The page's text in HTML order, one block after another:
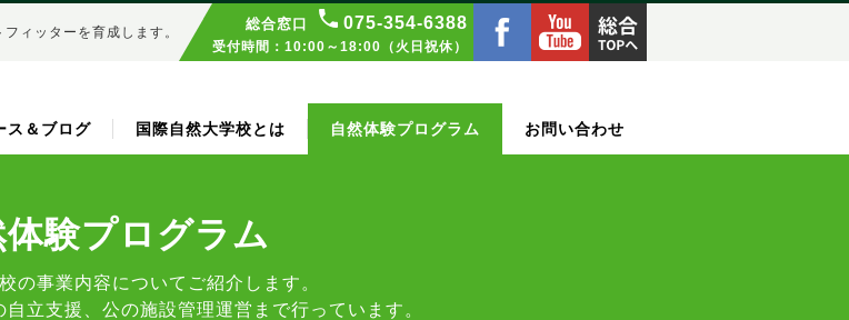
ィッターを育成します。 総合窓口 075‑354‑6388
受付時間：10:00～18:00（火日祝休）
ス＆ブログ 国際自然大学校とは 自然体験プログラム お問い合わせ
体験プログラム
の事業内容についてご紹介します。
立支援、公の施設管理運営まで行っています。